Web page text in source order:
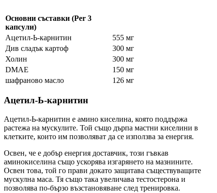
Основни съставки (Per 3
капсули)
Ацетил-Ь-карнитин
555 мг
Див сладък картоф
300 мг
Холин
300 мг
DMAE
150 мг
шафраново масло
126 мг
Ацетил-Ь-карнитин
Ацетил-Ь-карнитин е амино киселина, която поддържа
растежа на мускулите. Той също дърпа мастни киселини в
клетките, които им позволяват да се използва за енергия.
Освен, че е добър енергия доставчик, този гъвкав
аминокиселина също ускорява изгарянето на мазнините.
Освен това, той го прави докато защитава съществуващите
мускулна маса. Тя също така увеличава тестостерона и
позволява по-бързо възстановяване след тренировка.